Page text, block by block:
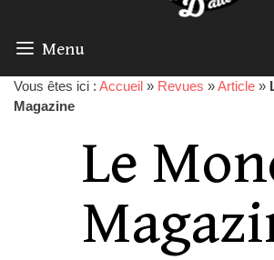
Menu
Vous êtes ici : Accueil » Revues »Article »
Magazine
Le